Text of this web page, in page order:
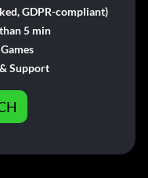
GDPR-compliant)
5 min
Support